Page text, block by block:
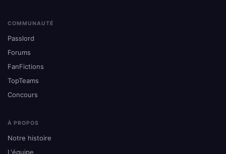
COMMUNAUTÉ
Passlord
Forums
FanFictions
TopTeams
Concours
À PROPOS
Notre histoire
L'équipe